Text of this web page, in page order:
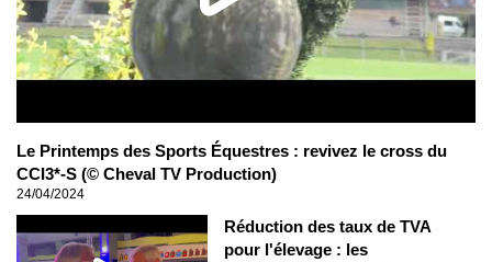
Le Printemps des Sports Équestres : revivez le cross du
CCI3*-S (© Cheval TV Production)
24/04/2024
Réduction des taux de TVA
pour l'élevage : les